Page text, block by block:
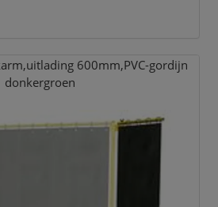
uitlading 600mm,PVC-gordijn
donkergroen